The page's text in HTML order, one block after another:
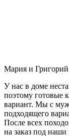
Мария и
У нас в доме
поэтому готовые
вариант. Мы с
подходящего
После всех
на заказ под